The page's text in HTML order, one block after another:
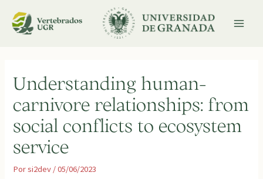
contenido
Understanding human-
carnivore relationships: from
social conflicts to ecosystem
service
Porsi2dev /05/06/2023